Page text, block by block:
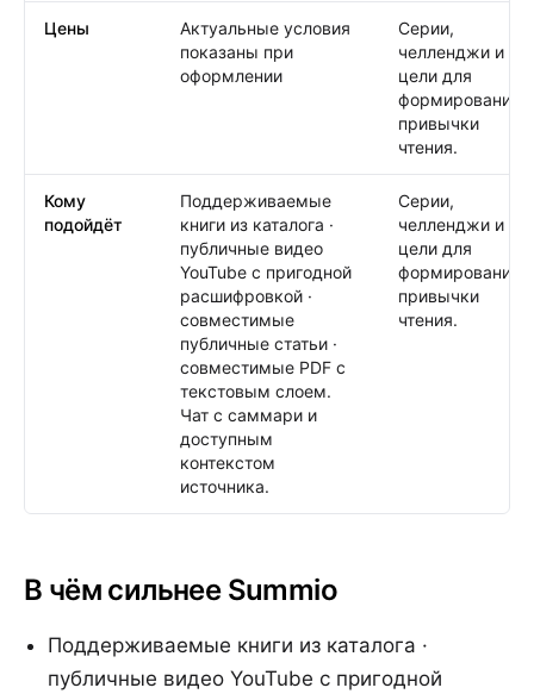
Цены
Актуальные условия
показаны при
оформлении
Серии,
челленджи и
цели для
формирования
привычки
чтения.
Кому
подойдёт
Поддерживаемые
книги из каталога ·
публичные видео
YouTube с пригодной
расшифровкой ·
совместимые
публичные статьи ·
совместимые PDF с
текстовым слоем.
Чат с саммари и
доступным
контекстом
источника.
Серии,
челленджи и
цели для
формирования
привычки
чтения.
В чём сильнее Summio
Поддерживаемые книги из каталога ·
публичные видео YouTube с пригодной